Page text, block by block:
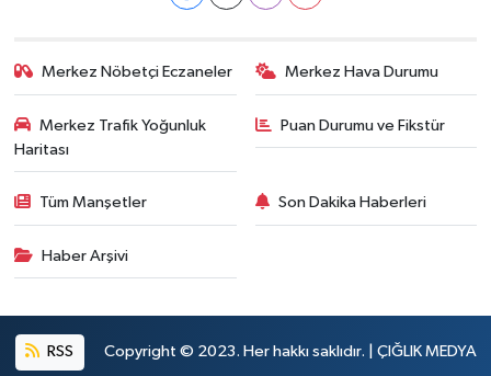
Merkez Nöbetçi Eczaneler Merkez Hava Durumu
Merkez Trafik Yoğunluk
Haritası
Puan Durumu ve Fikstür
Tüm Manşetler Son Dakika Haberleri
Haber Arşivi
RSS Copyright © 2023. Her hakkı saklıdır. | ÇIĞLIK MEDYA